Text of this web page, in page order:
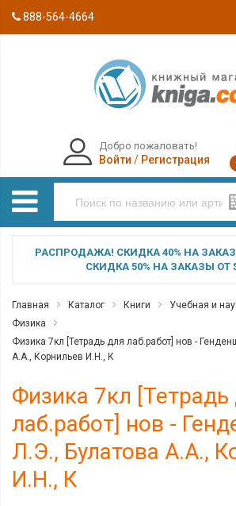
888-564-4664
Добро пожаловать!
Войти / Регистрация
РАСПРОДАЖА! СКИДКА 40% НА
СКИДКА 50% НА ЗАКАЗЫ ОТ
Главная Каталог Книги
Учебная и
Физика
Физика 7кл [Тетрадь для лаб.работ] нов -
А.А., Корнильев И.Н., К
Физика 7кл [Тетрадь
лаб.работ] нов -
Л.Э., Булатова А.А.,
И.Н., К